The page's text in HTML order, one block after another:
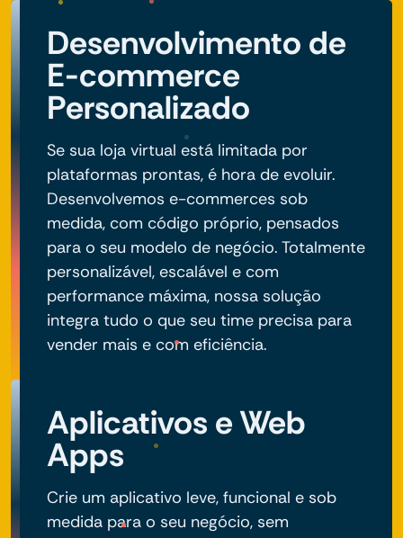
Desenvolvimento de
E-commerce
Personalizado
Se sua loja virtual está limitada por
plataformas prontas, é hora de evoluir.
Desenvolvemos e-commerces sob
medida, com código próprio, pensados
para o seu modelo de negócio. Totalmente
personalizável, escalável e com
performance máxima, nossa solução
integra tudo o que seu time precisa para
vender mais e com eficiência.
Aplicativos e Web
Apps
Crie um aplicativo leve, funcional e sob
medida para o seu negócio, sem